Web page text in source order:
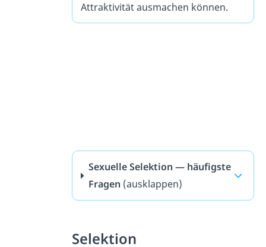
Attraktivität ausmachen können.
Sexuelle Selektion — häufigste
Fragen (ausklappen)
Selektion